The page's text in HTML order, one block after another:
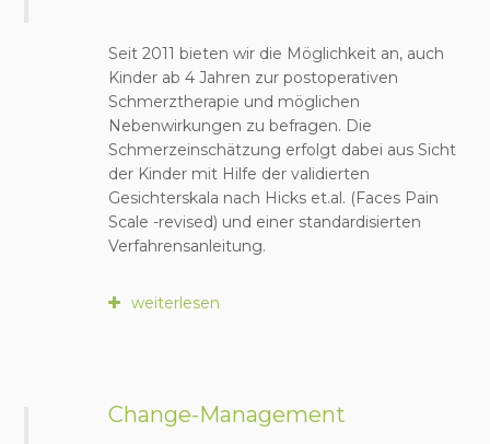
Seit 2011 bieten wir die Möglichkeit an, auch
Kinder ab 4 Jahren zur postoperativen
Schmerztherapie und möglichen
Nebenwirkungen zu befragen. Die
Schmerzeinschätzung erfolgt dabei aus Sicht
der Kinder mit Hilfe der validierten
Gesichterskala nach Hicks et.al. (Faces Pain
Scale -revised) und einer standardisierten
Verfahrensanleitung.
weiterlesen
Change-Management